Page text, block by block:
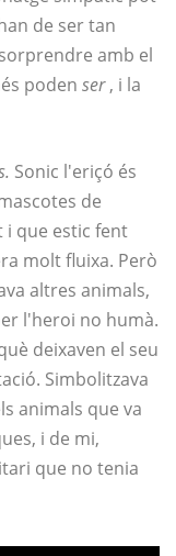
de ser tan
amb el
poden ser, i la
Sonic l'eriçó és
de
que estic fent
molt fluixa. Però
altres animals,
l'heroi no humà.
deixaven el seu
Simbolitzava
animals que va
i de mi,
que no tenia